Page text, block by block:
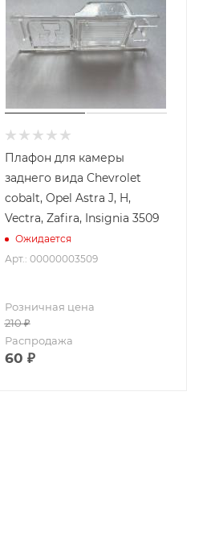
Плафон для камеры
заднего вида Chevrolet
cobalt, Opel Astra J, H,
Vectra, Zafira, Insignia 3509
Ожидается
Арт.: 00000003509
Розничная цена
210₽
Распродажа
60 ₽